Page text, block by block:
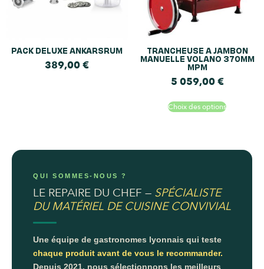
PACK DELUXE ANKARSRUM
389,00€
TRANCHEUSE A JAMBON
MANUELLE VOLANO 370MM
MPM
5 059,00€
Choix des options
QUI SOMMES-NOUS ?
LE REPAIRE DU CHEF — SPÉCIALISTE
DU MATÉRIEL DE CUISINE CONVIVIAL
Une équipe de gastronomes lyonnais qui teste
chaque produit avant de vous le recommander.
Depuis 2021, nous sélectionnons les meilleurs